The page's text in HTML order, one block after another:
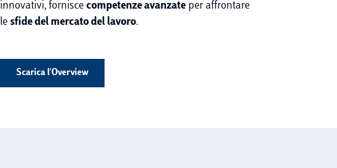
innovativi, fornisce competenze avanzate per affrontare
le sfide del mercato del lavoro.
Scarica l'Overview